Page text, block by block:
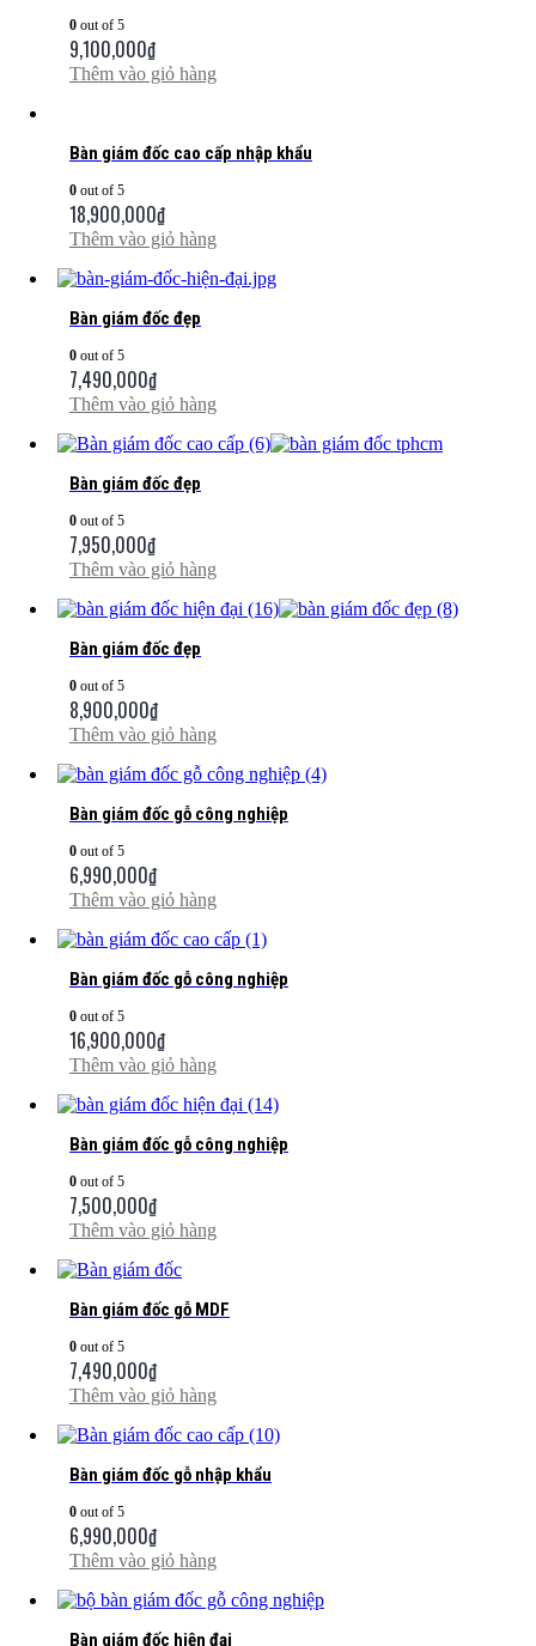
0 out of 5
9,100,000₫
Thêm vào giỏ hàng
Bàn giám đốc cao cấp nhập khẩu
0 out of 5
18,900,000₫
Thêm vào giỏ hàng
Bàn giám đốc đẹp
0 out of 5
7,490,000₫
Thêm vào giỏ hàng
Bàn giám đốc đẹp
0 out of 5
7,950,000₫
Thêm vào giỏ hàng
Bàn giám đốc đẹp
0 out of 5
8,900,000₫
Thêm vào giỏ hàng
Bàn giám đốc gỗ công nghiệp
0 out of 5
6,990,000₫
Thêm vào giỏ hàng
Bàn giám đốc gỗ công nghiệp
0 out of 5
16,900,000₫
Thêm vào giỏ hàng
Bàn giám đốc gỗ công nghiệp
0 out of 5
7,500,000₫
Thêm vào giỏ hàng
Bàn giám đốc gỗ MDF
0 out of 5
7,490,000₫
Thêm vào giỏ hàng
Bàn giám đốc gỗ nhập khẩu
0 out of 5
6,990,000₫
Thêm vào giỏ hàng
Bàn giám đốc hiện đại